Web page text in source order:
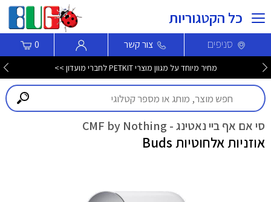
כל הקטגוריות
סניפים צור קשר 0
מחיר מיוחד על מגוון מוצרי PETKIT לחברי מועדון >>
סי אם אף ביי נאטינג - CMF by Nothing
אוזניות אלחוטיות Buds